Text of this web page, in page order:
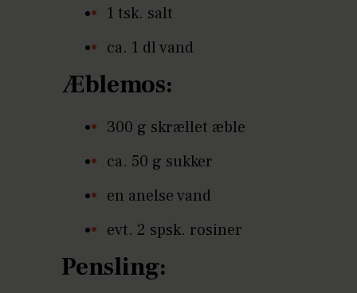
1 tsk. salt
ca. 1 dl vand
Æblemos:
300 g skrællet æble
ca. 50 g sukker
en anelse vand
evt. 2 spsk. rosiner
Pensling: